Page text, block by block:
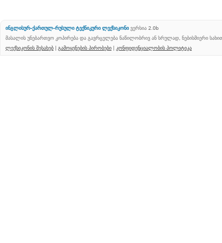
ინგლისურ-ქართულ-რუსული ტექნიკური ლექსიკონი ვერსია 2.0b
მასალის უნებართვო კოპირება და გავრცელება ნაწილობრივ ან სრულად, ნებისმიერი
ლექსიკონის შესახებ | გამოყენების პირობები | კონფიდენციალობის პოლიტიკა